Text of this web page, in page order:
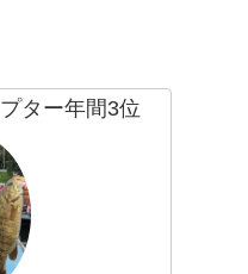
ター年間3位